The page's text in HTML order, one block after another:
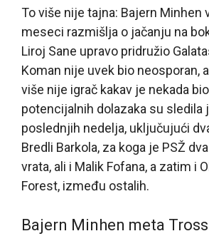
To više nije tajna: Bajern Minhen
meseci razmišlja o jačanju na
Liroj Sane upravo pridružio
Koman nije uvek bio neosporan,
više nije igrač kakav je nekada
potencijalnih dolazaka su sledila
poslednjih nedelja, uključujući
Bredli Barkola, za koga je PSŽ
vrata, ali i Malik Fofana, a zatim i
Forest, između ostalih.
Bajern Minhen meta